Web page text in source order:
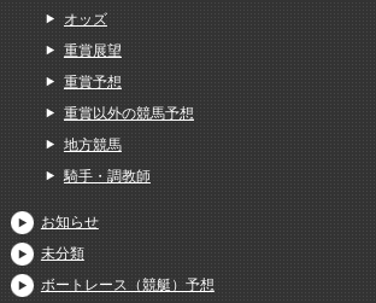
オッズ
重賞展望
重賞予想
重賞以外の競馬予想
地方競馬
騎手・調教師
お知らせ
未分類
ボートレース（競艇）予想